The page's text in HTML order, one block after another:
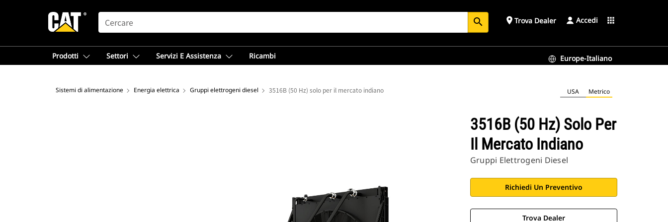
SEARCH search place Trova Dealer Accedi apps
Prodotti Settori Servizi E Assistenza Ricambi Europe-Italiano
Sistemi di alimentazione Energia elettrica Gruppi elettrogeni diesel 3516B (50 Hz) solo per il mercato indiano USA Metrico
3516B (50 Hz) Solo Per
Il Mercato Indiano
Gruppi Elettrogeni Diesel
Richiedi Un Preventivo
Trova Dealer